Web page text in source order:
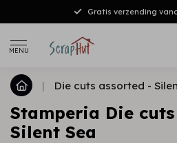
Gratis verzending
MENU
| Die cuts assorted -
Stamperia Die
Silent Sea